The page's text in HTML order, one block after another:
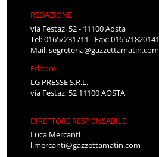
REDAZIONE
via Festaz, 52 - 11100 Aosta
Tel: 0165/231711 - Fax: 0165/1820141
Mail:segreteria@gazzettamatin.com
Editore
LG PRESSE S.R.L.
via Festaz, 52 11100 AOSTA
DIRETTORE RESPONSABILE
Luca Mercanti
l.mercanti@gazzettamatin.com